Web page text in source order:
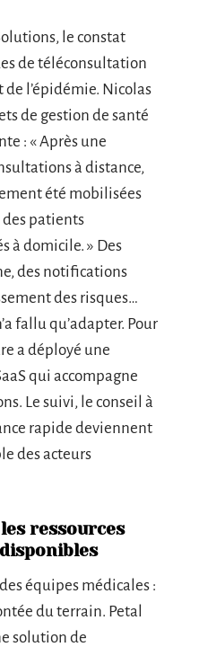
le constat
de téléconsultation
l’épidémie. Nicolas
de gestion de santé
: « Après une
à distance,
été mobilisées
patients
à domicile. » Des
des notifications
des risques…
fallu qu’adapter. Pour
a déployé une
qui accompagne
Le suivi, le conseil à
rapide deviennent
des acteurs
ressources
équipes médicales :
du terrain. Petal
solution de